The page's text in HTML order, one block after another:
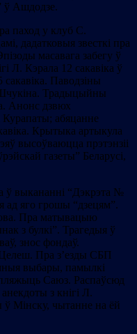
ў Ашдодзе.
паход у клуб С.
дадатковыя звесткі пра
масавага забегу ў
Л. Кэрала 12 сакавіка ў
Паводзіны
Шчукіна. Традыцыйны
Анонс дзвюх
Курапаты; абяцанне
Крытыка артыкула
высоўваюцца прэтэнзіі
газеты” Беларусі,
ў выкананні “Дэкрэта №
ад яго грошы “дзецям”.
Пра матывацыю
з булкі”. Трагедыя ў
знос фондаў.
Целеш. Пра з’езды СБП
выбары, памылкі
пляжыць Саюз. Распаўсюд
з кнігі Л.
ў Мінску, чытанне на ёй